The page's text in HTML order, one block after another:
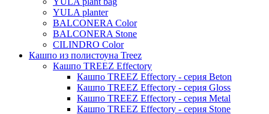
Moda
YULA planter
BALCONERA Color
BALCONERA Stone
CILINDRO Color
Кашпо из полистоуна Treez
Кашпо TREEZ Effectory
Кашпо TREEZ Effectory - серия Beton
Кашпо TREEZ Effectory - серия Gloss
Кашпо TREEZ Effectory - серия Metal
Кашпо TREEZ Effectory - серия Stone